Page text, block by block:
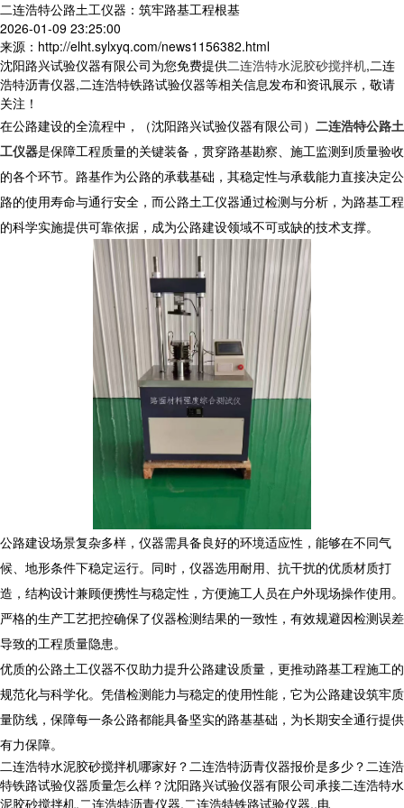
二连浩特公路土工仪器：筑牢路基工程根基
2026-01-09 23:25:00
来源：http://elht.sylxyq.com/news1156382.html
沈阳路兴试验仪器有限公司为您免费提供二连浩特水泥胶砂搅拌机,二连
浩特沥青仪器,二连浩特铁路试验仪器等相关信息发布和资讯展示，敬请
关注！
在公路建设的全流程中，（沈阳路兴试验仪器有限公司） 二连浩特公路土
工仪器是保障工程质量的关键装备，贯穿路基勘察、施工监测到质量验收
的各个环节。路基作为公路的承载基础，其稳定性与承载能力直接决定公
路的使用寿命与通行安全，而公路土工仪器通过检测与分析，为路基工程
的科学实施提供可靠依据，成为公路建设领域不可或缺的技术支撑。
公路建设场景复杂多样，仪器需具备良好的环境适应性，能够在不同气
候、地形条件下稳定运行。同时，仪器选用耐用、抗干扰的优质材质打
造，结构设计兼顾便携性与稳定性，方便施工人员在户外现场操作使用。
严格的生产工艺把控确保了仪器检测结果的一致性，有效规避因检测误差
导致的工程质量隐患。
优质的公路土工仪器不仅助力提升公路建设质量，更推动路基工程施工的
规范化与科学化。凭借检测能力与稳定的使用性能，它为公路建设筑牢质
量防线，保障每一条公路都能具备坚实的路基基础，为长期安全通行提供
有力保障。
二连浩特水泥胶砂搅拌机哪家好？二连浩特沥青仪器报价是多少？二连浩
特铁路试验仪器质量怎么样？沈阳路兴试验仪器有限公司承接二连浩特水
泥胶砂搅拌机,二连浩特沥青仪器,二连浩特铁路试验仪器,,电